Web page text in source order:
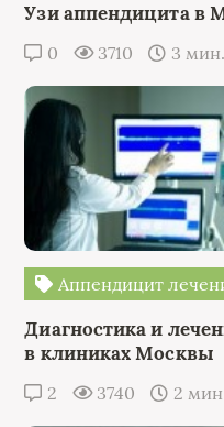
Узи аппендицита в
0 3710 3 мин.
Аппендицит
Диагностика и
в клиниках Москвы
2 3740 2